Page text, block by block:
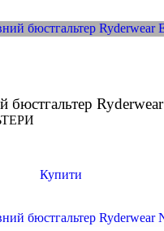
бюстгальтер
Купити